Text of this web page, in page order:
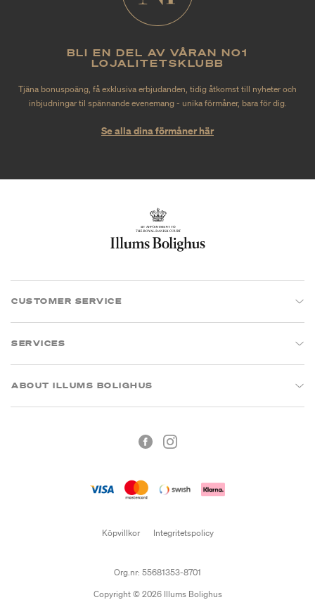
BLI EN DEL AV VÅRAN NO1
LOJALITETSKLUBB
Tjäna bonuspoäng, få exklusiva erbjudanden, tidig åtkomst till nyheter och
inbjudningar til spännande evenemang - unika förmåner, bara för dig.
Se alla dina förmåner här
CUSTOMER SERVICE
SERVICES
ABOUT ILLUMS BOLIGHUS
Köpvillkor Integritetspolicy
Org.nr: 55681353-8701
Copyright © 2026 Illums Bolighus